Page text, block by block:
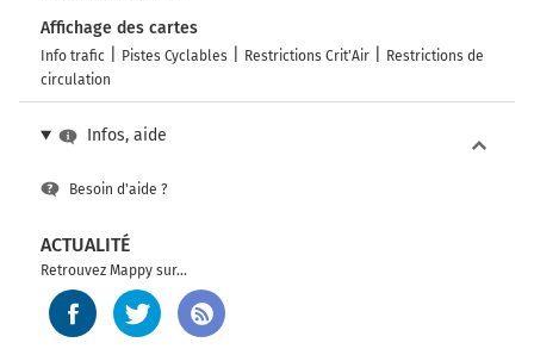
Affichage des cartes
Info trafic Pistes Cyclables Restrictions Crit'Air
Restrictions de
circulation
Infos, aide
Besoin d'aide ?
ACTUALITÉ
Retrouvez Mappy sur...